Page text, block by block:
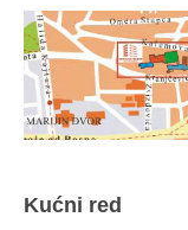
Kućni red